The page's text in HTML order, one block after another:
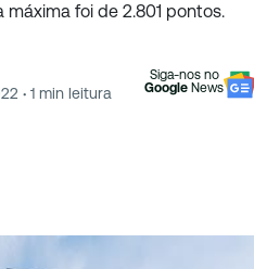
foi de 2.801 pontos.
· 1 min leitura
Siga-nos no
Google News